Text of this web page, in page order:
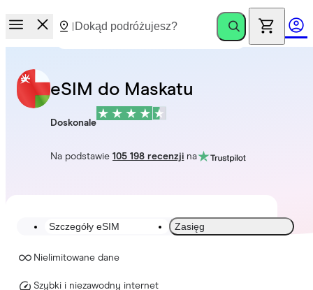
eSIM do Maskatu
Doskonale
Na podstawie105 198 recenzji na
Szczegóły eSIM Zasięg
Nielimitowane dane
Szybki i niezawodny internet